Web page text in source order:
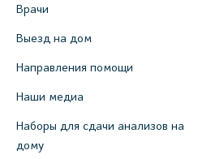
Врачи
Выезд на дом
Направления помощи
Наши медиа
Наборы для сдачи анализов на
дому